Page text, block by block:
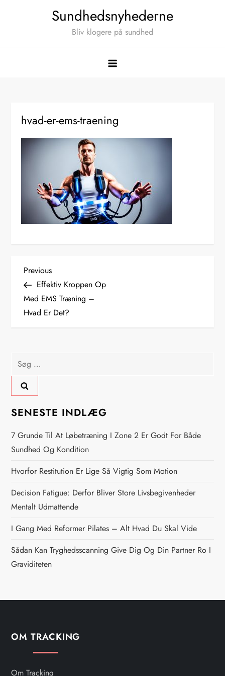
Sundhedsnyhederne
Bliv klogere på sundhed
hvad-er-ems-traening
I
n
d
æ
g
s
n
a
v
i
g
a
i
o
Previous
Post
Previous
Effektiv Kroppen Op
Med EMS Træning –
Hvad Er Det?
Søg
efter:
SENESTE INDLÆG
7 Grunde Til At Løbetræning I Zone 2 Er Godt For Både
Sundhed Og Kondition
Hvorfor Restitution Er Lige Så Vigtig Som Motion
Decision Fatigue: Derfor Bliver Store Livsbegivenheder
Mentalt Udmattende
I Gang Med Reformer Pilates – Alt Hvad Du Skal Vide
Sådan Kan Tryghedsscanning Give Dig Og Din Partner Ro I
Graviditeten
OM TRACKING
Om Tracking